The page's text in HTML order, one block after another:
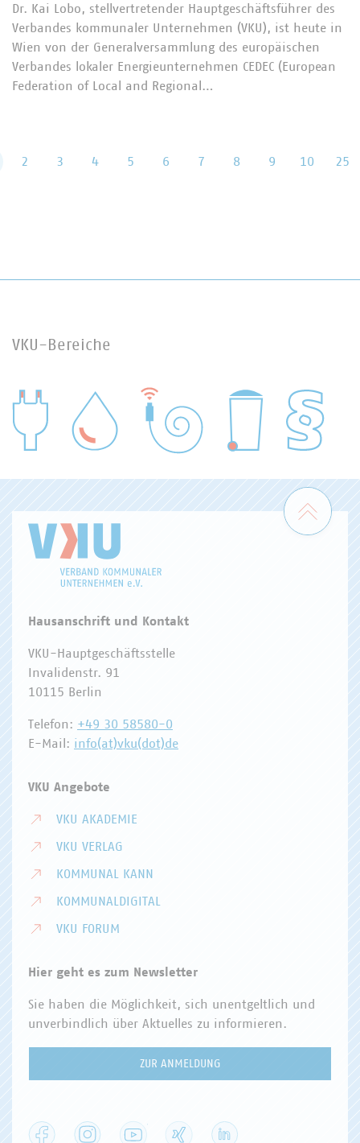
Dr. Kai Lobo, stellvertretender Hauptgeschäftsführer des
Verbandes kommunaler Unternehmen (VKU), ist heute in
Wien von der Generalversammlung des europäischen
Verbandes lokaler Energieunternehmen CEDEC (European
Federation of Local and Regional…
2 3 4 5 6 7 8 9 10 25
VKU-Bereiche
WASSER/ABWASSER
Zum
Hausanschrift und Kontakt
VKU-Hauptgeschäftsstelle
Invalidenstr. 91
10115 Berlin
Telefon: +49 30 58580-0
E-Mail: info(at)vku(dot)de
VKU Angebote
VKU AKADEMIE
VKU VERLAG
KOMMUNAL KANN
KOMMUNALDIGITAL
VKU FORUM
Hier geht es zum Newsletter
Sie haben die Möglichkeit, sich unentgeltlich und
unverbindlich über Aktuelles zu informieren.
ZUR ANMELDUNG
Facebook Instagram YouTube